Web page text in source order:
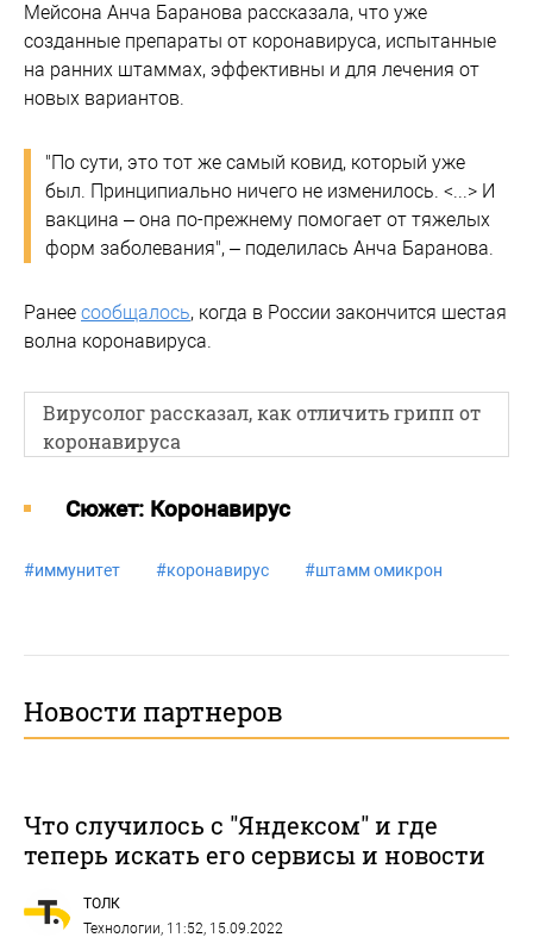
Мейсона Анча Баранова рассказала, что уже
созданные препараты от коронавируса, испытанные
на ранних штаммах, эффективны и для лечения от
новых вариантов.
"По сути, это тот же самый ковид, который уже
был. Принципиально ничего не изменилось. <...> И
вакцина – она по-прежнему помогает от тяжелых
форм заболевания", – поделилась Анча Баранова.
Ранее сообщалось, когда в России закончится шестая
волна коронавируса.
Вирусолог рассказал, как отличить грипп от
коронавируса
Cюжет: Коронавирус
#иммунитет #коронавирус #штамм омикрон
Новости партнеров
Что случилось с "Яндексом" и где
теперь искать его сервисы и новости
ТОЛК
Технологии, 11:52, 15.09.2022